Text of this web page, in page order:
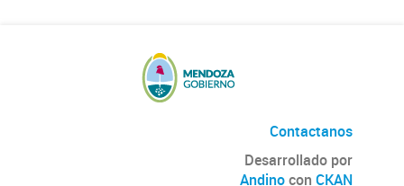
Contactanos
Desarrollado por
Andinocon CKAN